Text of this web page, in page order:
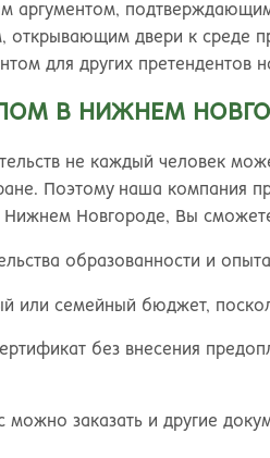
аргументом,
открывающим двери к среде
для других претендентов
В НИЖНЕМ
не каждый человек
Поэтому наша компания
Нижнем Новгороде, Вы
образованности и
или семейный бюджет,
без внесения
можно заказать и другие